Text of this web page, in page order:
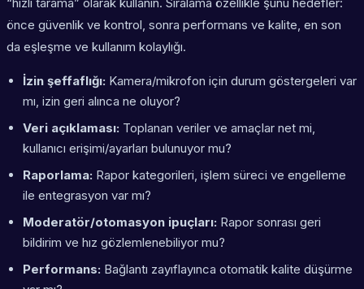
önce güvenlik ve kontrol, sonra performans ve kalite, en son
da eşleşme ve kullanım kolaylığı.
İzin şeffaflığı: Kamera/mikrofon için durum göstergeleri var
mı, izin geri alınca ne oluyor?
Veri açıklaması: Toplanan veriler ve amaçlar net mi,
kullanıcı erişimi/ayarları bulunuyor mu?
Raporlama: Rapor kategorileri, işlem süreci ve engelleme
ile entegrasyon var mı?
Moderatör/otomasyon ipuçları: Rapor sonrası geri
bildirim ve hız gözlemlenebiliyor mu?
Performans: Bağlantı zayıflayınca otomatik kalite düşürme